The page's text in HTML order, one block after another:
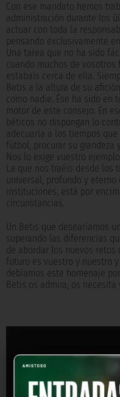
Con ese mandato hemos
administración durante los
actuar con toda la
pensando exclusivamente
Una tarea que no ha sido
cuando muchos de
estabais cerca de ella.
Betis a la altura de su
como nadie. Ése ha sido en
motor de este consejo. En
béticos no dispongan lo
adecuarla a los tiempos
fútbol, procurar su
Nos lo exige vuestro
La que nos traéis desde los
universal, profundo y
instituciones, está por
circunstancias.
Un Betis que desearíamos
superando las diferencias
de abordar los nuevos
futuro es vuestro y nuestro
debíamos este homenaje
Betis os admira, os necesita